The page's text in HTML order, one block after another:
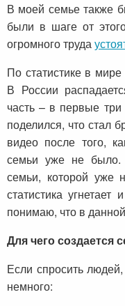
В моей семье также
были в шаге от
огромного труда
По статистике в
В России
часть – в первые три
поделился, что стал
видео после того,
семьи уже не было.
семьи, которой уже
статистика
понимаю, что в
Для чего создается
Если спросить
немного: